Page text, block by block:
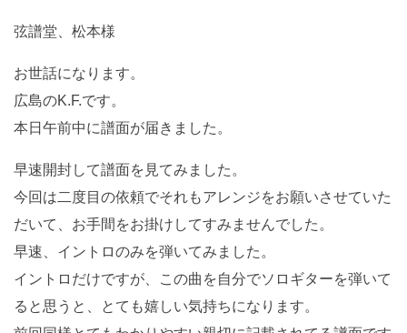
弦譜堂、松本様
お世話になります。
広島のK.F.です。
本日午前中に譜面が届きました。
早速開封して譜面を見てみました。
今回は二度目の依頼でそれもアレンジをお願いさせていた
だいて、お手間をお掛けしてすみませんでした。
早速、イントロのみを弾いてみました。
イントロだけですが、この曲を自分でソロギターを弾いて
ると思うと、とても嬉しい気持ちになります。